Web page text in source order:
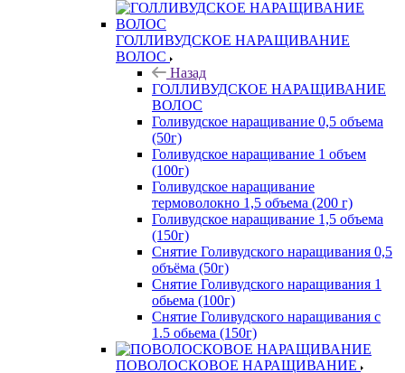
ГОЛЛИВУДСКОЕ НАРАЩИВАНИЕ
ВОЛОС
Назад
ГОЛЛИВУДСКОЕ НАРАЩИВАНИЕ
ВОЛОС
Голивудское наращивание 0,5 объема
(50г)
Голивудское наращивание 1 объем
(100г)
Голивудское наращивание
термоволокно 1,5 объема (200 г)
Голивудское наращивание 1,5 объема
(150г)
Снятие Голивудского наращивания 0,5
объёма (50г)
Снятие Голивудского наращивания 1
обьема (100г)
Снятие Голивудского наращивания с
1.5 обьема (150г)
ПОВОЛОСКОВОЕ НАРАЩИВАНИЕ